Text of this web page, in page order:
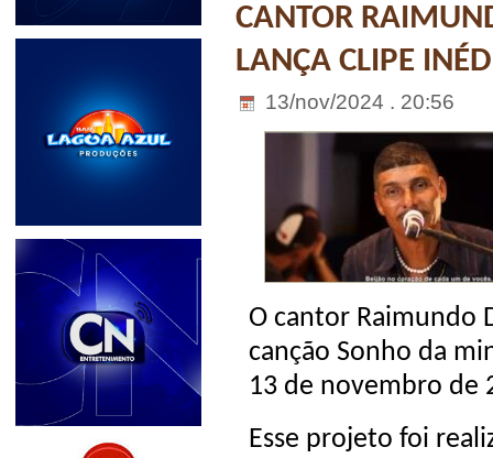
CANTOR
LANÇA CLIPE
13/nov/2024 . 20:56
O cantor Raimundo
canção Sonho da
13 de novembro de
Esse projeto foi